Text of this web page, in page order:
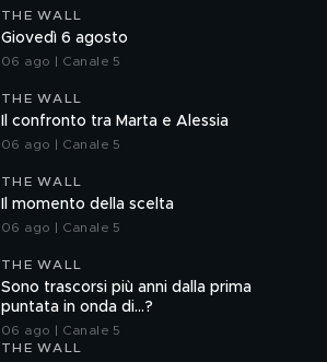
THE WALL
Giovedì 6 agosto
06 ago | Canale 5
THE WALL
Il confronto tra Marta e Alessia
06 ago | Canale 5
THE WALL
Il momento della scelta
06 ago | Canale 5
THE WALL
Sono trascorsi più anni dalla prima
puntata in onda di...?
06 ago | Canale 5
THE WALL